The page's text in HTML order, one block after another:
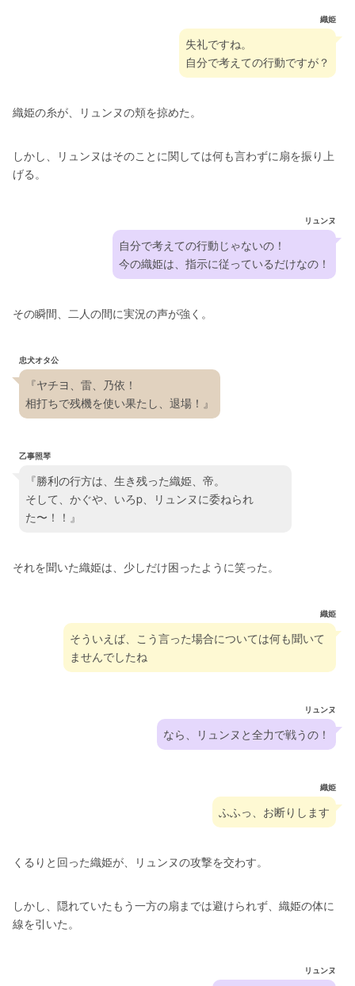
織姫
失礼ですね。
自分で考えての行動ですが？
織姫の糸が、リュンヌの頬を掠めた。
しかし、リュンヌはそのことに関しては何も言わずに扇を振り上
げる。
リュンヌ
自分で考えての行動じゃないの！
今の織姫は、指示に従っているだけなの！
その瞬間、二人の間に実況の声が強く。
忠犬オタ公
『ヤチヨ、雷、乃依！
相打ちで残機を使い果たし、退場！』
乙事照琴
『勝利の行方は、生き残った織姫、帝。
そして、かぐや、いろp、リュンヌに委ねられ
た〜！！』
それを聞いた織姫は、少しだけ困ったように笑った。
織姫
そういえば、こう言った場合については何も聞いて
ませんでしたね
リュンヌ
なら、リュンヌと全力で戦うの！
織姫
ふふっ、お断りします
くるりと回った織姫が、リュンヌの攻撃を交わす。
しかし、隠れていたもう一方の扇までは避けられず、織姫の体に
線を引いた。
リュンヌ